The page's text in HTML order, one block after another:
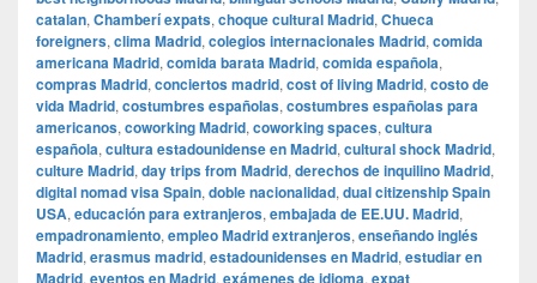
catalan, Chamberí expats, choque cultural Madrid, Chueca
foreigners, clima Madrid, colegios internacionales Madrid, comida
americana Madrid, comida barata Madrid, comida española,
compras Madrid, conciertos madrid, cost of living Madrid, costo de
vida Madrid, costumbres españolas, costumbres españolas para
americanos, coworking Madrid, coworking spaces, cultura
española, cultura estadounidense en Madrid, cultural shock Madrid,
culture Madrid, day trips from Madrid, derechos de inquilino Madrid,
digital nomad visa Spain, doble nacionalidad, dual citizenship Spain
USA, educación para extranjeros, embajada de EE.UU. Madrid,
empadronamiento, empleo Madrid extranjeros, enseñando inglés
Madrid, erasmus madrid, estadounidenses en Madrid, estudiar en
Madrid, eventos en Madrid, exámenes de idioma, expat